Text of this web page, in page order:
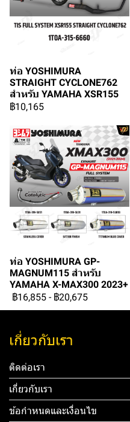
ท่อ YOSHIMURA
STRAIGHT CYCLONE762
สำหรับ YAMAHA XSR155
฿10,165
ท่อ YOSHIMURA GP-
MAGNUM115 สำหรับ
YAMAHA X-MAX300 2023+
฿16,855 - ฿20,675
เกี่ยวกับเรา
ติดต่อเรา
เกี่ยวกับเรา
ข้อกำหนดและเงื่อนไข